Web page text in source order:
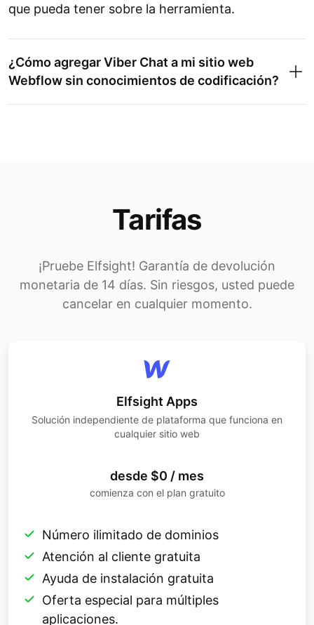
que pueda tener sobre la herramienta.
¿Cómo agregar Viber Chat a mi sitio web
Webflow sin conocimientos de codificación?
Tarifas
¡Pruebe Elfsight! Garantía de devolución
monetaria de 14 días. Sin riesgos, usted puede
cancelar en cualquier momento.
Elfsight Apps
Solución independiente de plataforma que funciona en
cualquier sitio web
desde $0 / mes
comienza con el plan gratuito
Número ilimitado de dominios
Atención al cliente gratuita
Ayuda de instalación gratuita
Oferta especial para múltiples
aplicaciones.